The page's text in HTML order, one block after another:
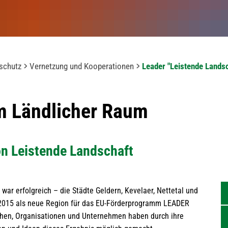
Vernetzung und Kooperationen Leader "Leistende
Ländlicher Raum
Leistende Landschaft
erfolgreich – die Städte Geldern, Kevelaer, Nettetal und
als neue Region für das EU-Förderprogramm LEADER
Organisationen und Unternehmen haben durch ihre